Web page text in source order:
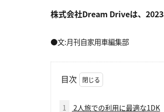
株式会社Dream Driveは、
●文:月刊自家用車編集部
目次
1 2人旅での利用に最適な1DK